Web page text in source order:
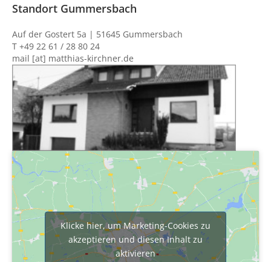
Standort Gummersbach
Auf der Gostert 5a | 51645 Gummersbach
T +49 22 61 / 28 80 24
mail [at] matthias-kirchner.de
Klicke hier, um Marketing-Cookies zu
akzeptieren und diesen Inhalt zu
aktivieren